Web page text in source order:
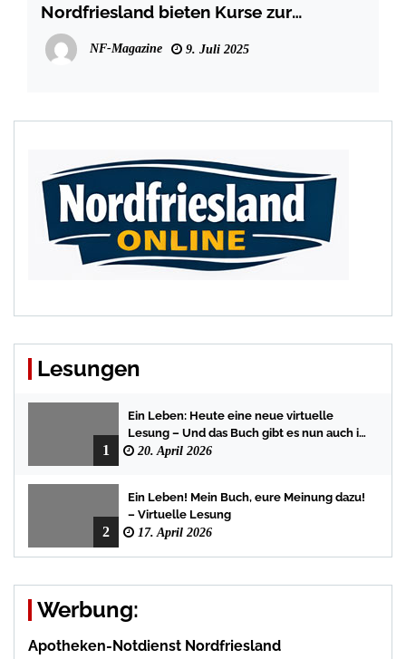
Nordfriesland bieten Kurse zur
Selbstuntersuchung der Brust an
NF-Magazine 9. Juli 2025
Lesungen
1
Ein Leben: Heute eine neue virtuelle
Lesung – Und das Buch gibt es nun auch in
der Bredstedter Stadtbuchhandlung
20. April 2026
2
Ein Leben! Mein Buch, eure Meinung dazu!
– Virtuelle Lesung
17. April 2026
Werbung:
Apotheken-Notdienst Nordfriesland